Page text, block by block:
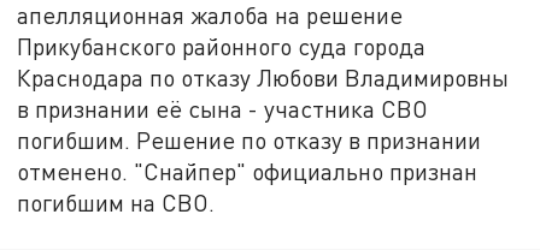
апелляционная жалоба на решение
Прикубанского районного суда города
Краснодара по отказу Любови Владимировны
в признании её сына - участника СВО
погибшим. Решение по отказу в признании
отменено. "Снайпер" официально признан
погибшим на СВО.